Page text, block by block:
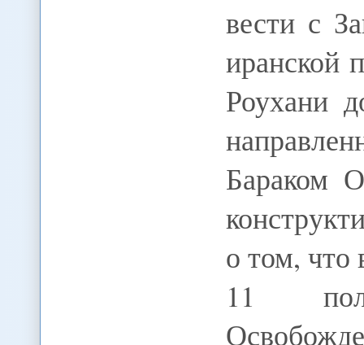
вести с
иранской
Роухани
Бараком
о том,
11